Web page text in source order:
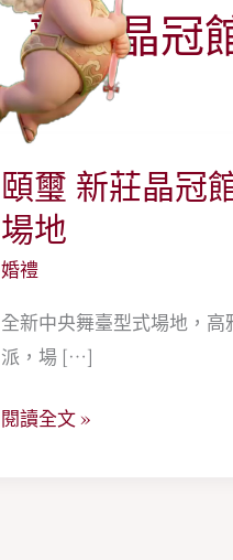
新莊晶冠
頤璽 新莊晶冠
場地
婚禮
全新中央舞臺型式場地，高
派，場 […]
頤
璽
新
莊
晶
冠
婚
閱讀全文 »